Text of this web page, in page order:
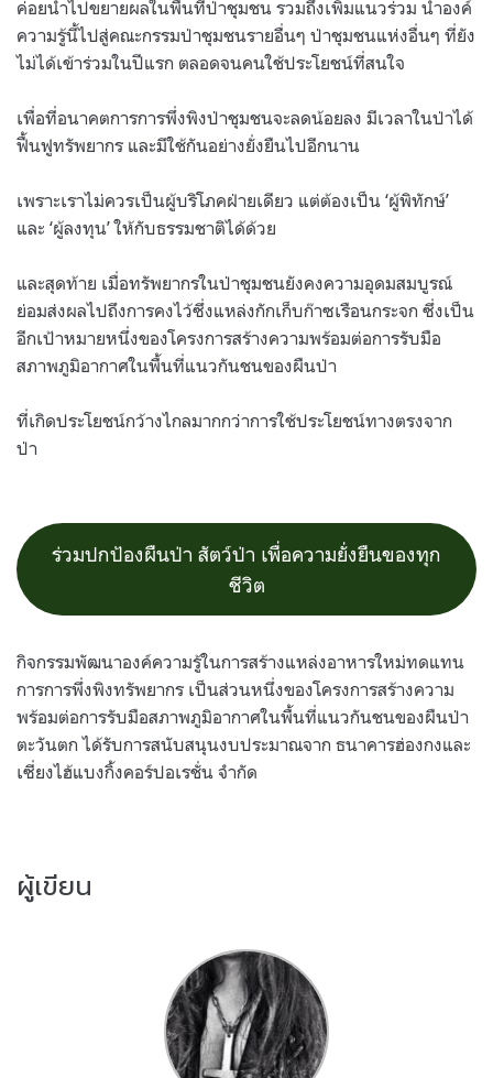
ค่อยนำไปขยายผลในพื้นที่ป่าชุมชน รวมถึงเพิ่มแนวร่วม นำองค์
ความรู้นี้ไปสู่คณะกรรมป่าชุมชนรายอื่นๆ ป่าชุมชนแห่งอื่นๆ ที่ยัง
ไม่ได้เข้าร่วมในปีแรก ตลอดจนคนใช้ประโยชน์ที่สนใจ
เพื่อที่อนาคตการการพึ่งพิงป่าชุมชนจะลดน้อยลง มีเวลาในป่าได้
ฟื้นฟูทรัพยากร และมีใช้กันอย่างยั่งยืนไปอีกนาน
เพราะเราไม่ควรเป็นผู้บริโภคฝ่ายเดียว แต่ต้องเป็น ‘ผู้พิทักษ์’
และ ‘ผู้ลงทุน’ ให้กับธรรมชาติได้ด้วย
และสุดท้าย เมื่อทรัพยากรในป่าชุมชนยังคงความอุดมสมบูรณ์
ย่อมส่งผลไปถึงการคงไว้ซึ่งแหล่งกักเก็บก๊าซเรือนกระจก ซึ่งเป็น
อีกเป้าหมายหนึ่งของโครงการสร้างความพร้อมต่อการรับมือ
สภาพภูมิอากาศในพื้นที่แนวกันชนของผืนป่า
ที่เกิดประโยชน์กว้างไกลมากกว่าการใช้ประโยชน์ทางตรงจาก
ป่า
ร่วมปกป้องผืนป่า สัตว์ป่า เพื่อความยั่งยืนของทุก
ชีวิต
กิจกรรมพัฒนาองค์ความรู้ในการสร้างแหล่งอาหารใหม่ทดแทน
การการพึ่งพิงทรัพยากร เป็นส่วนหนึ่งของโครงการสร้างความ
พร้อมต่อการรับมือสภาพภูมิอากาศในพื้นที่แนวกันชนของผืนป่า
ตะวันตก ได้รับการสนับสนุนงบประมาณจาก ธนาคารฮ่องกงและ
เซี่ยงไฮ้แบงกิ้งคอร์ปอเรชั่น จำกัด
ผู้เขียน